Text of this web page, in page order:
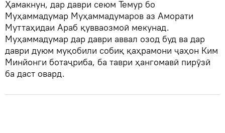
Ҳамакнун, дар даври сеюм Темур бо
Муҳаммадумар Муҳаммадумаров аз Аморати
Муттаҳидаи Араб қувваозмоӣ мекунад.
Муҳаммадумар дар даври аввал озод буд ва дар
даври дуюм муқобили собиқ қаҳрамони ҷаҳон Ким
Минйонги ботаҷриба, ба таври ҳангомавӣ пирӯзӣ
ба даст овард.